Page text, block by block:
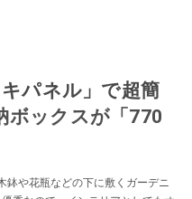
パネル」で超簡
ボックスが「770
鉢や花瓶などの下に敷くガーデニ